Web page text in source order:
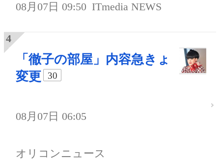
08月07日 09:50 ITmedia NEWS
「徹子の部屋」内容急きょ
変更
30
08月07日 06:05
オリコンニュース